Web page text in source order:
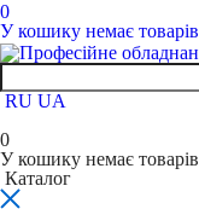
0
У кошику немає товарів
RU UA
0
У кошику немає товарів
Каталог